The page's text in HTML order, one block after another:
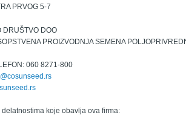
PRVOG 5-7
DRUŠTVO DOO
PROIZVODNJA SEMENA
060 8271-800
delatnostima koje obavlja ova firma: